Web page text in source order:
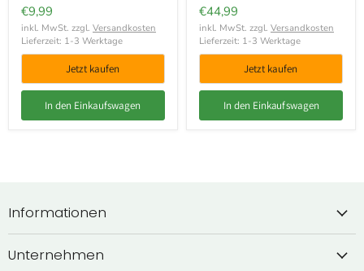
€9,99
inkl. MwSt. zzgl. Versandkosten
Lieferzeit: 1-3 Werktage
Jetzt kaufen
In den Einkaufswagen
€44,99
inkl. MwSt. zzgl. Versandkosten
Lieferzeit: 1-3 Werktage
Jetzt kaufen
In den Einkaufswagen
Informationen
Unternehmen